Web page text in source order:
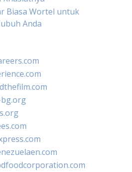
Biasa Wortel untuk
Anda